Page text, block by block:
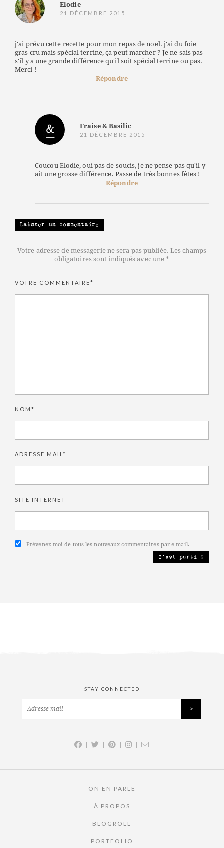
Elodie
21 DÉCEMBRE 2015
j'ai prévu cette recette pour mon repas de noel. j'ai du foie
gras cru mais spécial terrine, ça peut marcher ? Je ne sais pas
s'il y a une grande différence qu'il soit spécial terrine ou pas.
Merci !
Répondre
Fraise & Basilic
21 DÉCEMBRE 2015
Coucou Elodie, oui pas de soucis, je ne pense pas qu'il y
ait une grosse différence. Passe de très bonnes fêtes !
Répondre
Laisser un commentaire
Votre adresse de messagerie ne sera pas publiée. Les champs
obligatoires sont indiqués avec une *
VOTRE COMMENTAIRE*
NOM*
ADRESSE MAIL*
SITE INTERNET
Prévenez-moi de tous les nouveaux commentaires par e-mail.
STAY CONNECTED
| | | |
ON EN PARLE
À PROPOS
BLOGROLL
PORTFOLIO